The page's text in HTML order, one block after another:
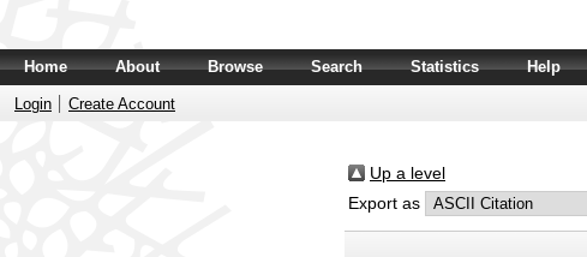
Home About Browse Search Statistics Help
Login Create Account
Up a level
Export as